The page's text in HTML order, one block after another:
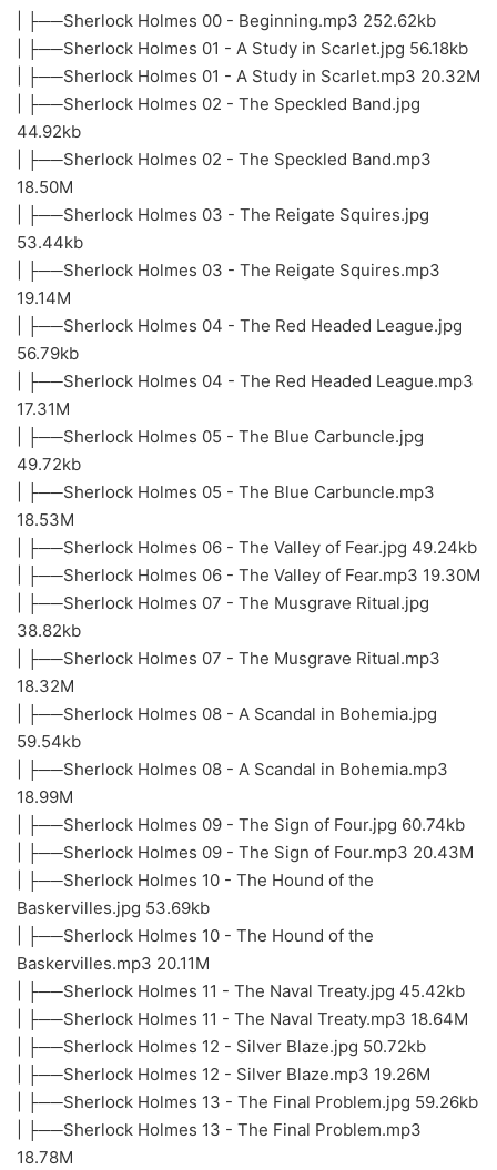
| ├──Sherlock Holmes 00 - Beginning.mp3 252.62kb
| ├──Sherlock Holmes 01 - A Study in Scarlet.jpg 56.18kb
| ├──Sherlock Holmes 01 - A Study in Scarlet.mp3 20.32M
| ├──Sherlock Holmes 02 - The Speckled Band.jpg
44.92kb
| ├──Sherlock Holmes 02 - The Speckled Band.mp3
18.50M
| ├──Sherlock Holmes 03 - The Reigate Squires.jpg
53.44kb
| ├──Sherlock Holmes 03 - The Reigate Squires.mp3
19.14M
| ├──Sherlock Holmes 04 - The Red Headed League.jpg
56.79kb
| ├──Sherlock Holmes 04 - The Red Headed League.mp3
17.31M
| ├──Sherlock Holmes 05 - The Blue Carbuncle.jpg
49.72kb
| ├──Sherlock Holmes 05 - The Blue Carbuncle.mp3
18.53M
| ├──Sherlock Holmes 06 - The Valley of Fear.jpg 49.24kb
| ├──Sherlock Holmes 06 - The Valley of Fear.mp3 19.30M
| ├──Sherlock Holmes 07 - The Musgrave Ritual.jpg
38.82kb
| ├──Sherlock Holmes 07 - The Musgrave Ritual.mp3
18.32M
| ├──Sherlock Holmes 08 - A Scandal in Bohemia.jpg
59.54kb
| ├──Sherlock Holmes 08 - A Scandal in Bohemia.mp3
18.99M
| ├──Sherlock Holmes 09 - The Sign of Four.jpg 60.74kb
| ├──Sherlock Holmes 09 - The Sign of Four.mp3 20.43M
| ├──Sherlock Holmes 10 - The Hound of the
Baskervilles.jpg 53.69kb
| ├──Sherlock Holmes 10 - The Hound of the
Baskervilles.mp3 20.11M
| ├──Sherlock Holmes 11 - The Naval Treaty.jpg 45.42kb
| ├──Sherlock Holmes 11 - The Naval Treaty.mp3 18.64M
| ├──Sherlock Holmes 12 - Silver Blaze.jpg 50.72kb
| ├──Sherlock Holmes 12 - Silver Blaze.mp3 19.26M
| ├──Sherlock Holmes 13 - The Final Problem.jpg 59.26kb
| ├──Sherlock Holmes 13 - The Final Problem.mp3
18.78M